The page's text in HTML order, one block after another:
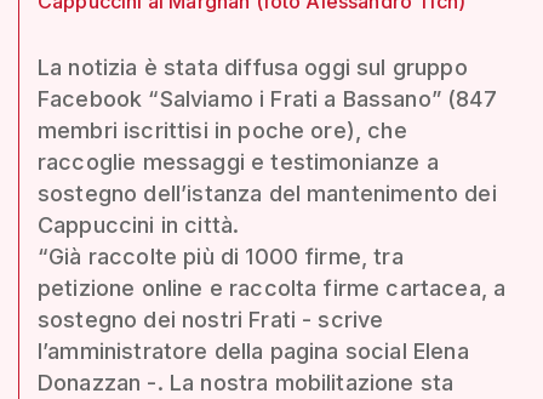
La notizia è stata diffusa oggi sul gruppo
Facebook “Salviamo i Frati a Bassano” (847
membri iscrittisi in poche ore), che
raccoglie messaggi e testimonianze a
sostegno dell’istanza del mantenimento dei
Cappuccini in città.
“Già raccolte più di 1000 firme, tra
petizione online e raccolta firme cartacea, a
sostegno dei nostri Frati - scrive
l’amministratore della pagina social Elena
Donazzan -. La nostra mobilitazione sta